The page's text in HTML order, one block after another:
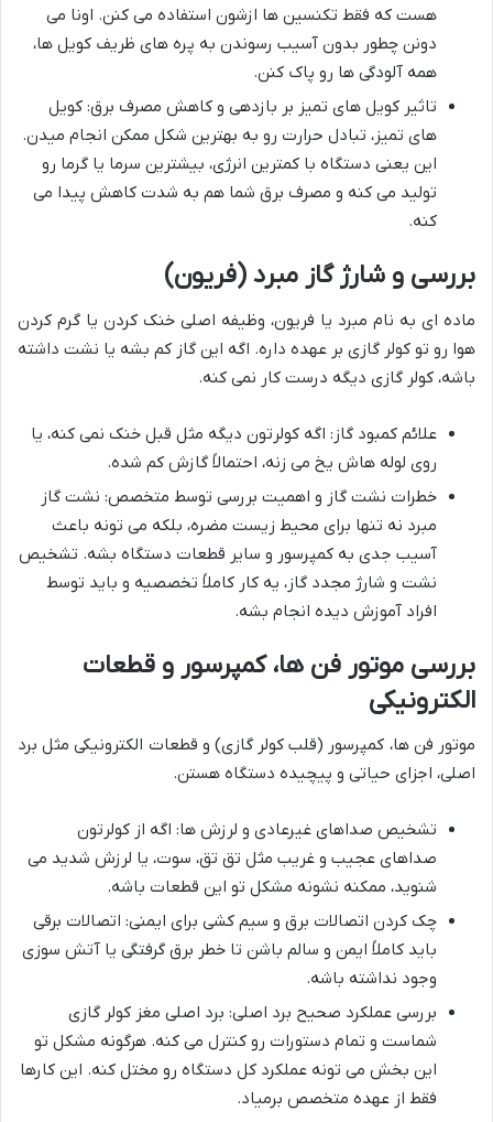
هست که فقط تکنسین ها ازشون استفاده می کنن. اونا می
دونن چطور بدون آسیب رسوندن به پره های ظریف کویل ها،
همه آلودگی ها رو پاک کنن.
تاثیر کویل های تمیز بر بازدهی و کاهش مصرف برق: کویل
های تمیز، تبادل حرارت رو به بهترین شکل ممکن انجام میدن.
این یعنی دستگاه با کمترین انرژی، بیشترین سرما یا گرما رو
تولید می کنه و مصرف برق شما هم به شدت کاهش پیدا می
کنه.
بررسی و شارژ گاز مبرد (فریون)
ماده ای به نام مبرد یا فریون، وظیفه اصلی خنک کردن یا گرم کردن
هوا رو تو کولر گازی بر عهده داره. اگه این گاز کم بشه یا نشت داشته
باشه، کولر گازی دیگه درست کار نمی کنه.
علائم کمبود گاز: اگه کولرتون دیگه مثل قبل خنک نمی کنه، یا
روی لوله هاش یخ می زنه، احتمالاً گازش کم شده.
خطرات نشت گاز و اهمیت بررسی توسط متخصص: نشت گاز
مبرد نه تنها برای محیط زیست مضره، بلکه می تونه باعث
آسیب جدی به کمپرسور و سایر قطعات دستگاه بشه. تشخیص
نشت و شارژ مجدد گاز، یه کار کاملاً تخصصیه و باید توسط
افراد آموزش دیده انجام بشه.
بررسی موتور فن ها، کمپرسور و قطعات
الکترونیکی
موتور فن ها، کمپرسور (قلب کولر گازی) و قطعات الکترونیکی مثل برد
اصلی، اجزای حیاتی و پیچیده دستگاه هستن.
تشخیص صداهای غیرعادی و لرزش ها: اگه از کولرتون
صداهای عجیب و غریب مثل تق تق، سوت، یا لرزش شدید می
شنوید، ممکنه نشونه مشکل تو این قطعات باشه.
چک کردن اتصالات برق و سیم کشی برای ایمنی: اتصالات برقی
باید کاملاً ایمن و سالم باشن تا خطر برق گرفتگی یا آتش سوزی
وجود نداشته باشه.
بررسی عملکرد صحیح برد اصلی: برد اصلی مغز کولر گازی
شماست و تمام دستورات رو کنترل می کنه. هرگونه مشکل تو
این بخش می تونه عملکرد کل دستگاه رو مختل کنه. این کارها
فقط از عهده متخصص برمیاد.